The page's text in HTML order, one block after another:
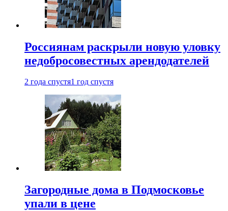
Россиянам раскрыли новую уловку
недобросовестных арендодателей
2 года спустя1 год спустя
Загородные дома в Подмосковье
упали в цене